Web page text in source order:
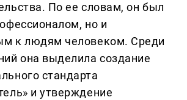
По ее словам, он был
но и
к людям человеком. Среди
она выделила создание
стандарта
и утверждение